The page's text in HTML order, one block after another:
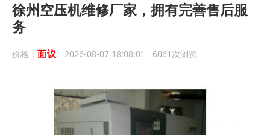
徐州空压机维修厂家，拥有完善售后服
务
价格： 面议 2026-08-07 18:08:01 6061次浏览